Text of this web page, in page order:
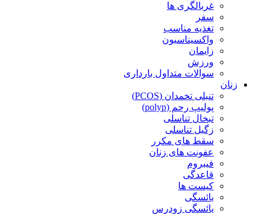
غربالگری ها
سفر
تغذیه مناسب
واکسیناسیون
زایمان
ورزش
سوالات متداول بارداری
زنان
تنبلی تخمدان (PCOS)
پولیپ رحم (polyp)
تبخال تناسلی
زگیل تناسلی
سقط های مکرر
عفونت های زنان
فیبروم
قاعدگی
کیست ها
یائسگی
یائسگی زودرس